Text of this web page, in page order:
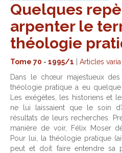
Quelques
arpenter le
théologie
Tome 70 - 1995/1
Articles varia
Dans le chœur majestueux
théologie pratique a eu
Les exégètes, les historiens et
ne lui laissaient que le soin
résultats de leurs recherches.
manière de voir, Félix Moser
Pour lui, la théologie pratique
peut et doit faire entendre sa